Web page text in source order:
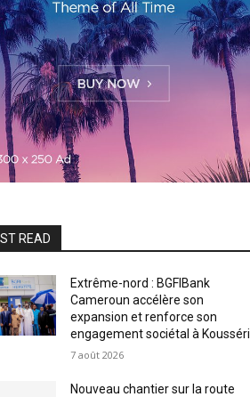
READ
Extrême-nord : BGFIBank
Cameroun accélère son
expansion et renforce son
engagement sociétal à Kousséri
7 août 2026
Nouveau chantier sur la route